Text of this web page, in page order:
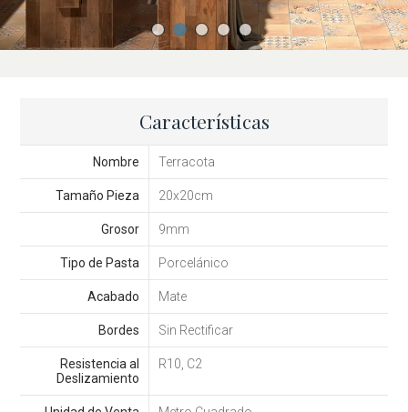
Características
Nombre Terracota
Tamaño Pieza 20x20cm
Grosor 9mm
Tipo de Pasta Porcelánico
Acabado Mate
Bordes Sin Rectificar
Resistencia al
Deslizamiento
R10, C2